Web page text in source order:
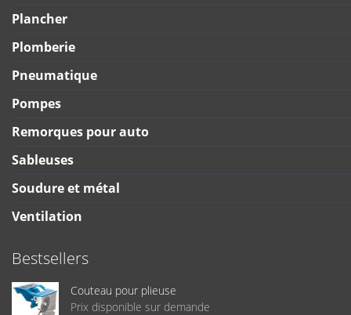
Plancher
Plomberie
Pneumatique
Pompes
Remorques pour auto
Sableuses
Soudure et métal
Ventilation
Bestsellers
Couteau pour plieuse
Prix disponible sur demande